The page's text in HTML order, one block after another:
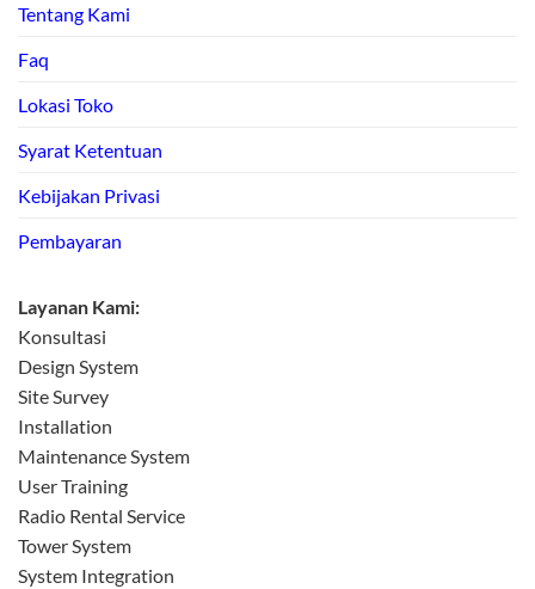
Tentang Kami
Faq
Lokasi Toko
Syarat Ketentuan
Kebijakan Privasi
Pembayaran
Layanan Kami:
Konsultasi
Design System
Site Survey
Installation
Maintenance System
User Training
Radio Rental Service
Tower System
System Integration